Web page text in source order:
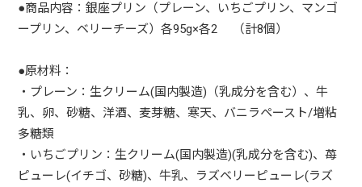
●商品内容：銀座プリン（プレーン、いちごプリン、マンゴ
ープリン、ベリーチーズ）各95g×各2 （計8個）
●原材料：
・プレーン：生クリーム(国内製造)（乳成分を含む）、牛
乳、卵、砂糖、洋酒、麦芽糖、寒天、バニラペースト/増粘
多糖類
・いちごプリン：生クリーム(国内製造)(乳成分を含む)、苺
ピューレ(イチゴ、砂糖)、牛乳、ラズベリーピューレ(ラズ